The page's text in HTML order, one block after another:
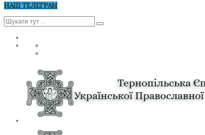
НАШ ТЕЛЕГРАМ